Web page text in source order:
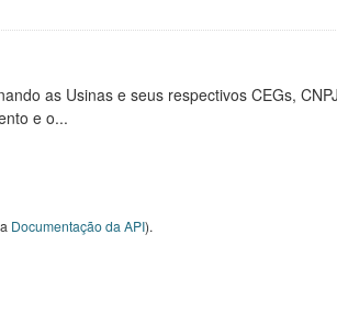
as Usinas e seus respectivos CEGs,
e o...
Documentação da API).